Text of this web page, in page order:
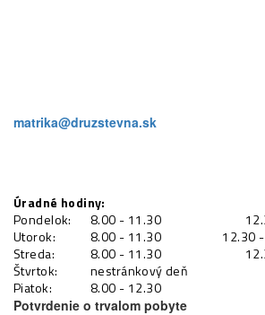
matrika@druzstevna.sk
Úradné hodiny:
Pondelok:
8.00 - 11.30
Utorok:
8.00 - 11.30 12.30 -
Streda:
8.00 - 11.30
Štvrtok:
nestránkový deň
Piatok:
8.00 - 12.30
Potvrdenie o trvalom pobyte